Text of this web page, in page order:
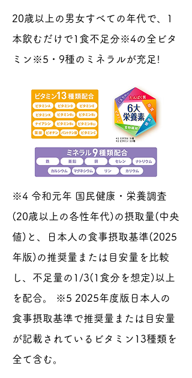
20歳以上の男女すべての年代で、1
本飲むだけで1食不足分※4の全ビタ
ミン※5・9種のミネラルが充足!
※4 令和元年 国民健康・栄養調査
(20歳以上の各性年代)の摂取量(中央
値)と、日本人の食事摂取基準(2025
年版)の推奨量または目安量を比較
し、不足量の1/3(1食分を想定)以上
を配合。 ※5 2025年度版日本人の
食事摂取基準で推奨量または目安量
が記載されているビタミン13種類を
全て含む。